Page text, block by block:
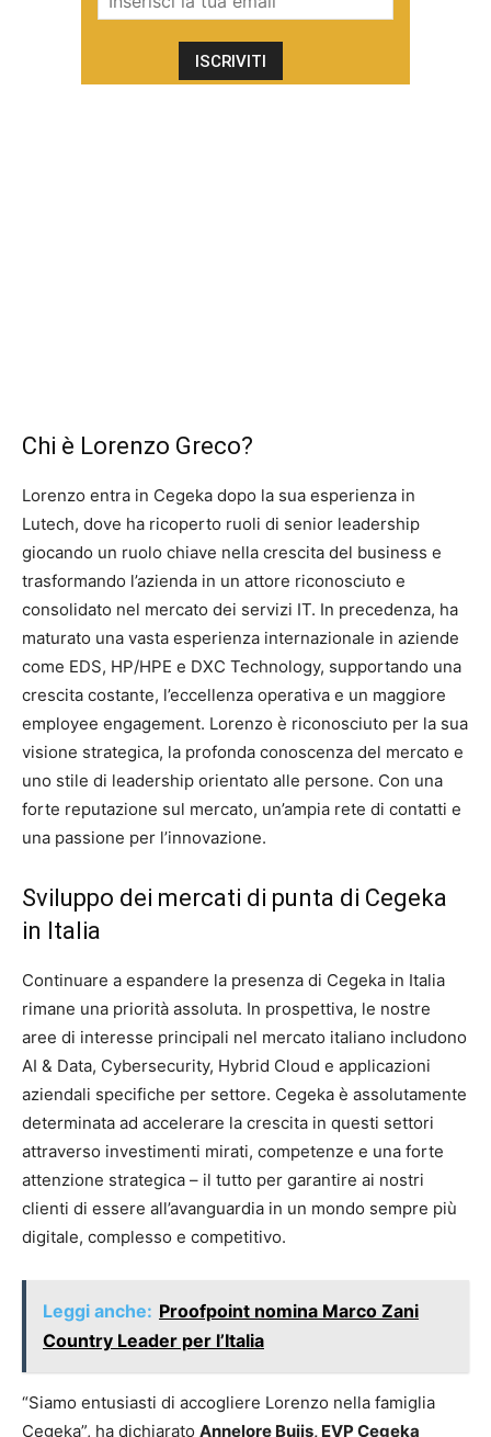
Chi è Lorenzo Greco?
Lorenzo entra in Cegeka dopo la sua esperienza in
Lutech, dove ha ricoperto ruoli di senior leadership
giocando un ruolo chiave nella crescita del business e
trasformando l’azienda in un attore riconosciuto e
consolidato nel mercato dei servizi IT. In precedenza, ha
maturato una vasta esperienza internazionale in aziende
come EDS, HP/HPE e DXC Technology, supportando una
crescita costante, l’eccellenza operativa e un maggiore
employee engagement. Lorenzo è riconosciuto per la sua
visione strategica, la profonda conoscenza del mercato e
uno stile di leadership orientato alle persone. Con una
forte reputazione sul mercato, un’ampia rete di contatti e
una passione per l’innovazione.
Sviluppo dei mercati di punta di Cegeka
in Italia
Continuare a espandere la presenza di Cegeka in Italia
rimane una priorità assoluta. In prospettiva, le nostre
aree di interesse principali nel mercato italiano includono
AI & Data, Cybersecurity, Hybrid Cloud e applicazioni
aziendali specifiche per settore. Cegeka è assolutamente
determinata ad accelerare la crescita in questi settori
attraverso investimenti mirati, competenze e una forte
attenzione strategica – il tutto per garantire ai nostri
clienti di essere all’avanguardia in un mondo sempre più
digitale, complesso e competitivo.
Leggi anche: Proofpoint nomina Marco Zani
Country Leader per l’Italia
“Siamo entusiasti di accogliere Lorenzo nella famiglia
Cegeka”, ha dichiarato Annelore Buijs, EVP Cegeka